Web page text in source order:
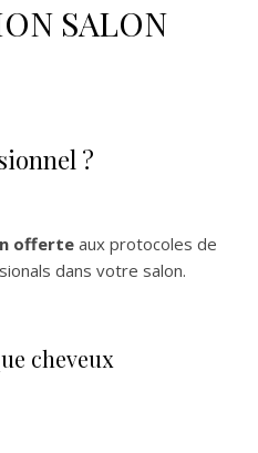
SALON
?
offerte aux protocoles de
dans votre salon.
cheveux